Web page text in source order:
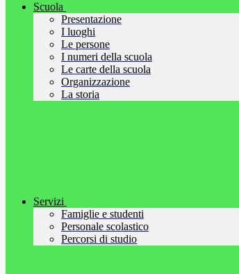
Scuola
Presentazione
I luoghi
Le persone
I numeri della scuola
Le carte della scuola
Organizzazione
La storia
Servizi
Famiglie e studenti
Personale scolastico
Percorsi di studio